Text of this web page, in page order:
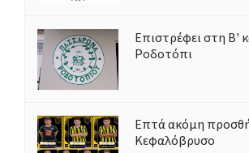
Επιστρέφει στη Β'
Ροδοτόπι
Επτά ακόμη
Κεφαλόβρυσο